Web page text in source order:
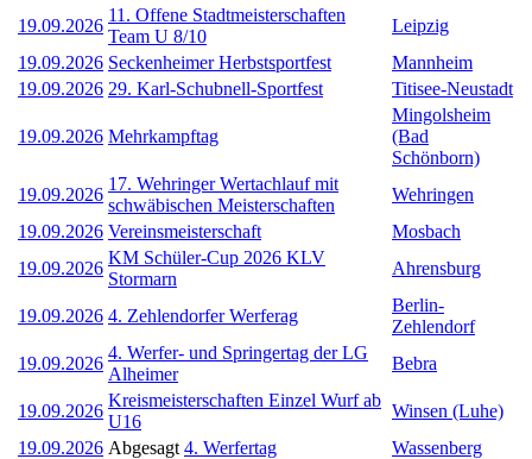
19.09.2026
11. Offene Stadtmeisterschaften
Team U 8/10
Leipzig
19.09.2026 Seckenheimer Herbstsportfest
Mannheim
19.09.2026 29. Karl-Schubnell-Sportfest Titisee-Neustadt
19.09.2026 Mehrkampftag
Mingolsheim
(Bad
Schönborn)
19.09.2026
17. Wehringer Wertachlauf mit
schwäbischen Meisterschaften
Wehringen
19.09.2026 Vereinsmeisterschaft
Mosbach
19.09.2026
KM Schüler-Cup 2026 KLV
Stormarn
Ahrensburg
19.09.2026 4. Zehlendorfer Werferag
Berlin-
Zehlendorf
19.09.2026
4. Werfer- und Springertag der LG
Alheimer
Bebra
19.09.2026
Kreismeisterschaften Einzel Wurf ab
U16
Winsen (Luhe)
19.09.2026 Abgesagt 4. Werfertag
Wassenberg